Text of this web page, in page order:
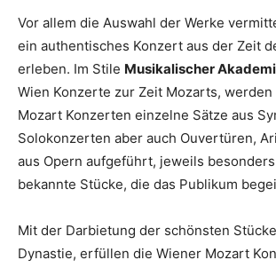
Vor allem die Auswahl der Werke
ein authentisches Konzert aus der Zeit
erleben. Im Stile Musikalischer
Wien Konzerte zur Zeit Mozarts,
Mozart Konzerten einzelne Sätze aus
Solokonzerten aber auch Ouvertüren,
aus Opern aufgeführt, jeweils
bekannte Stücke, die das Publikum
Mit der Darbietung der schönsten
Dynastie, erfüllen die Wiener Mozart